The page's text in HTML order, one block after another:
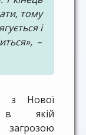
тому
і
–
з Нової
в якій
загрозою